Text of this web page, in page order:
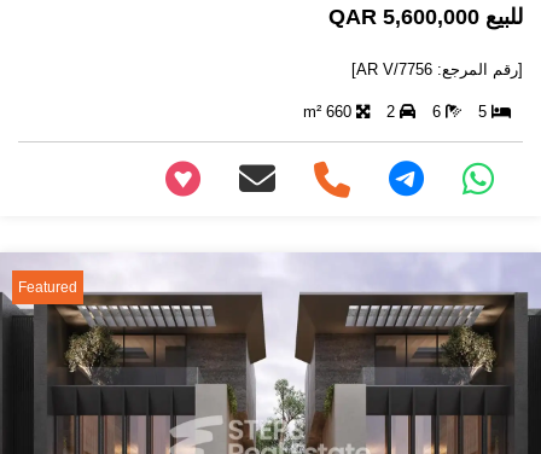
للبيع 5,600,000 QAR
[رقم المرجع: AR V/7756]
5
6
2
660 m²
Featured